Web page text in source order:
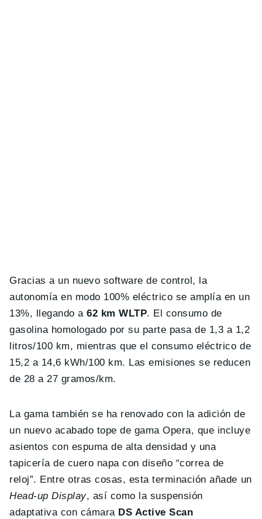
Gracias a un nuevo software de control, la
autonomía en modo 100% eléctrico se amplía en un
13%, llegando a62 km WLTP. El consumo de
gasolina homologado por su parte pasa de 1,3 a 1,2
litros/100 km, mientras que el consumo eléctrico de
15,2 a 14,6 kWh/100 km. Las emisiones se reducen
de 28 a 27 gramos/km.
La gama también se ha renovado con la adición de
un nuevo acabado tope de gama Opera, que incluye
asientos con espuma de alta densidad y una
tapicería de cuero napa con diseño “correa de
reloj”. Entre otras cosas, esta terminación añade un
Head-up Display, así como la suspensión
adaptativa con cámara DS Active Scan